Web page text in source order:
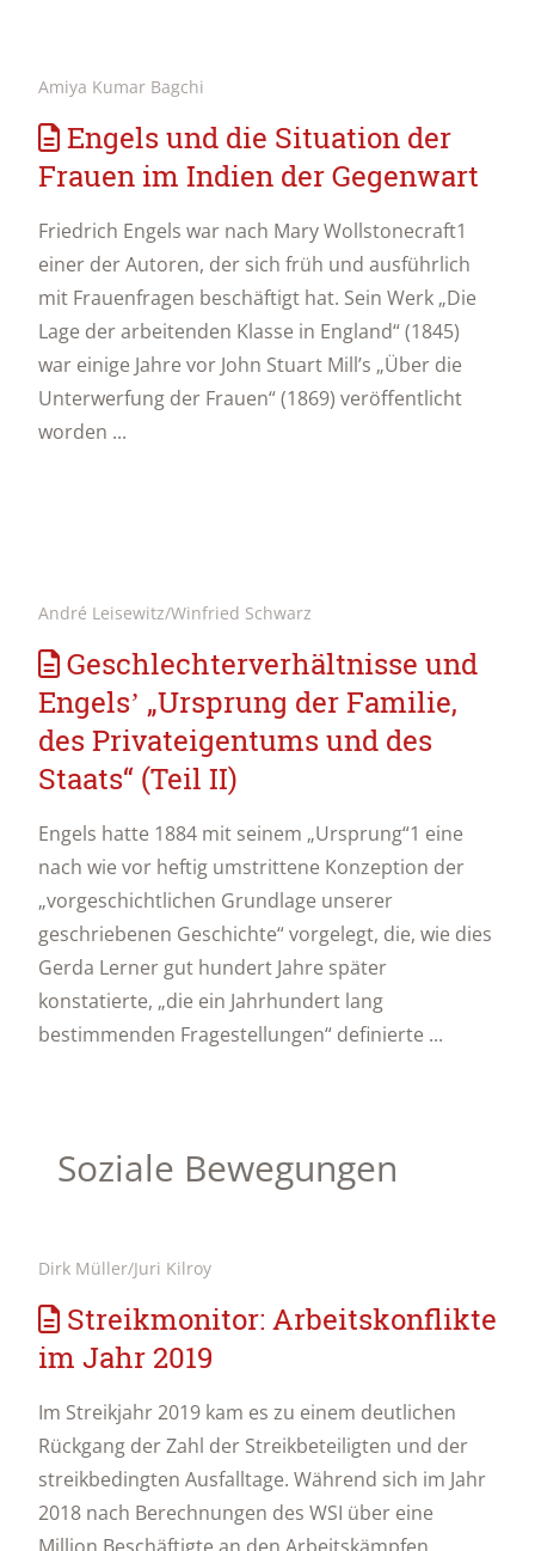
Amiya Kumar Bagchi
Engels und die Situation der
Frauen im Indien der Gegenwart
Friedrich Engels war nach Mary Wollstonecraft1
einer der Autoren, der sich früh und ausführlich
mit Frauenfragen beschäftigt hat. Sein Werk „Die
Lage der arbeitenden Klasse in England“ (1845)
war einige Jahre vor John Stuart Mill’s „Über die
Unterwerfung der Frauen“ (1869) veröffentlicht
worden ...
André Leisewitz/Winfried Schwarz
Geschlechterverhältnisse und
Engelsʼ „Ursprung der Familie,
des Privateigentums und des
Staats“ (Teil II)
Engels hatte 1884 mit seinem „Ursprung“1 eine
nach wie vor heftig umstrittene Konzeption der
„vorgeschichtlichen Grundlage unserer
geschriebenen Geschichte“ vorgelegt, die, wie dies
Gerda Lerner gut hundert Jahre später
konstatierte, „die ein Jahrhundert lang
bestimmenden Fragestellungen“ definierte ...
Soziale Bewegungen
Dirk Müller/Juri Kilroy
Streikmonitor: Arbeitskonflikte
im Jahr 2019
Im Streikjahr 2019 kam es zu einem deutlichen
Rückgang der Zahl der Streikbeteiligten und der
streikbedingten Ausfalltage. Während sich im Jahr
2018 nach Berechnungen des WSI über eine